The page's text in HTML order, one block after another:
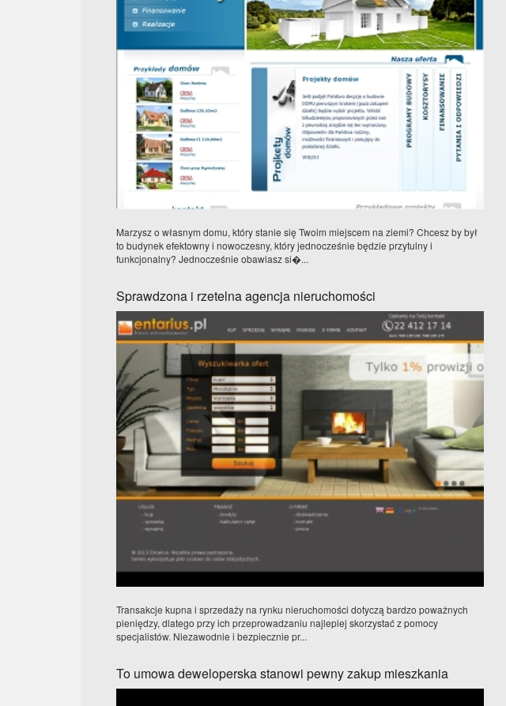
Marzysz o własnym domu, który stanie się Twoim miejscem na ziemi? Chcesz by był
to budynek efektowny i nowoczesny, który jednocześnie będzie przytulny i
funkcjonalny? Jednocześnie obawiasz si�...
Sprawdzona i rzetelna agencja nieruchomości
Transakcje kupna i sprzedaży na rynku nieruchomości dotyczą bardzo poważnych
pieniędzy, dlatego przy ich przeprowadzaniu najlepiej skorzystać z pomocy
specjalistów. Niezawodnie i bezpiecznie pr...
To umowa deweloperska stanowi pewny zakup mieszkania